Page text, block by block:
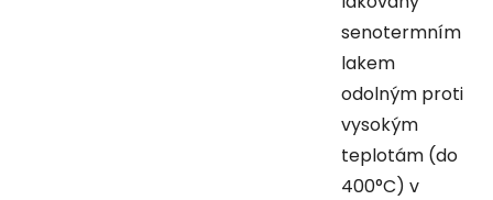
senotermním
lakem
odolným proti
vysokým
teplotám (do
400°C) v